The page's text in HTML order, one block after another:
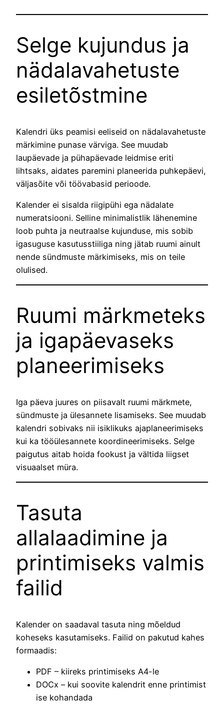
Selge kujundus ja
nädalavahetuste
esiletõstmine
Kalendri üks peamisi eeliseid on nädalavahetuste
märkimine punase värviga. See muudab
laupäevade ja pühapäevade leidmise eriti
lihtsaks, aidates paremini planeerida puhkepäevi,
väljasõite või töövabasid perioode.
Kalender ei sisalda riigipühi ega nädalate
numeratsiooni. Selline minimalistlik lähenemine
loob puhta ja neutraalse kujunduse, mis sobib
igasuguse kasutusstiiliga ning jätab ruumi ainult
nende sündmuste märkimiseks, mis on teile
olulised.
Ruumi märkmeteks
ja igapäevaseks
planeerimiseks
Iga päeva juures on piisavalt ruumi märkmete,
sündmuste ja ülesannete lisamiseks. See muudab
kalendri sobivaks nii isiklikuks ajaplaneerimiseks
kui ka tööülesannete koordineerimiseks. Selge
paigutus aitab hoida fookust ja vältida liigset
visuaalset müra.
Tasuta
allalaadimine ja
printimiseks valmis
failid
Kalender on saadaval tasuta ning mõeldud
koheseks kasutamiseks. Failid on pakutud kahes
formaadis:
PDF – kiireks printimiseks A4-le
DOCx – kui soovite kalendrit enne printimist
ise kohandada